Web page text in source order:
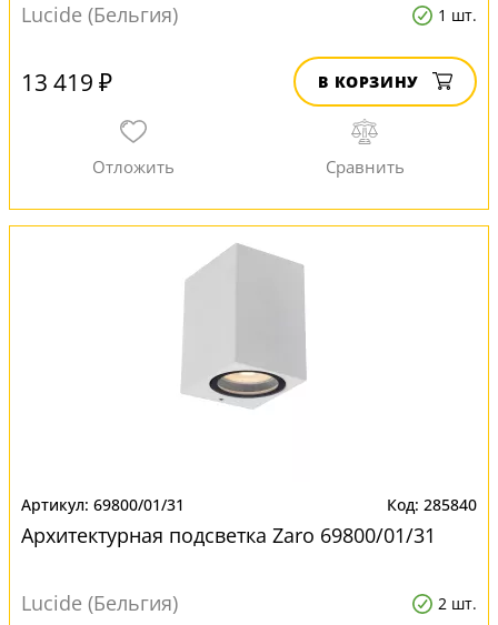
Lucide (Бельгия) 1 шт.
13 419 ₽ В КОРЗИНУ
69800/01/31 285840
Архитектурная подсветка Zaro 69800/01/31
Lucide (Бельгия) 2 шт.